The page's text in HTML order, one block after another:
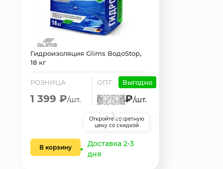
Гидроизоляция Glims ВодоStop,
18 кг
РОЗНИЦА
1 399 ₽/шт.
ОПТ Выгодно
₽/шт.
Откройте секретную
цену со скидкой
В корзину
Доставка 2-3
дня